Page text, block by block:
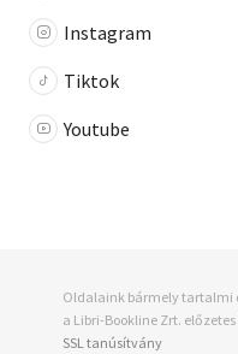
Instagram
Tiktok
Youtube
Oldalaink bármely tartalmi
a Libri-Bookline Zrt.
SSL tanúsítvány